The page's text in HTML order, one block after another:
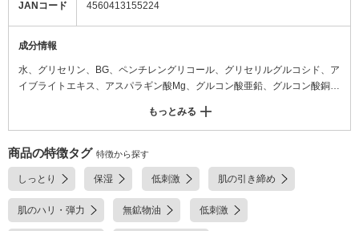
JANコード 4560413155224
成分情報
水、グリセリン、BG、ペンチレングリコール、グリセリルグルコシド、ア
イブライトエキス、アスパラギン酸Mg、グルコン酸亜鉛、グルコン酸銅、
ローマカミツレ花エキス、加水分解コラーゲン、ローズマリー葉エキス、
サンザシエキス、アセチルヘキサペプチド-1、アスコルビン酸、グリチル
リチン酸2K、ラフィノース、ヒアルロン酸Na、トコフェロール、シクロ
ヘキサン-1,4-ジカルボン酸ビスエトキシジグリコール、1,2-ヘキサンジオ
ール、PEG-60水添ヒマシ油、カルボマー、水酸化K、EDTA-2Na、フェノ
キシエタノール、香料
もっとみる
商品の特徴タグ 特徴から探す
しっとり 保湿 低刺激 肌の引き締め
肌のハリ・弾力 無鉱物油 低刺激